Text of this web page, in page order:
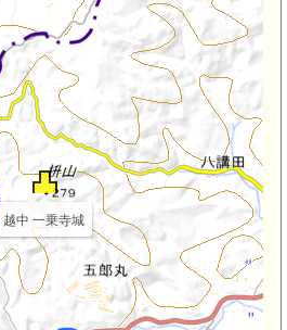
越中 一乗寺城